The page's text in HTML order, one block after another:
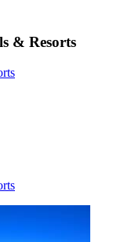
& Resorts